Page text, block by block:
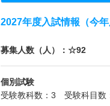
2027年度入試情報（今年
募集人数（人）：☆92
個別試験
受験教科数：3 受験科目